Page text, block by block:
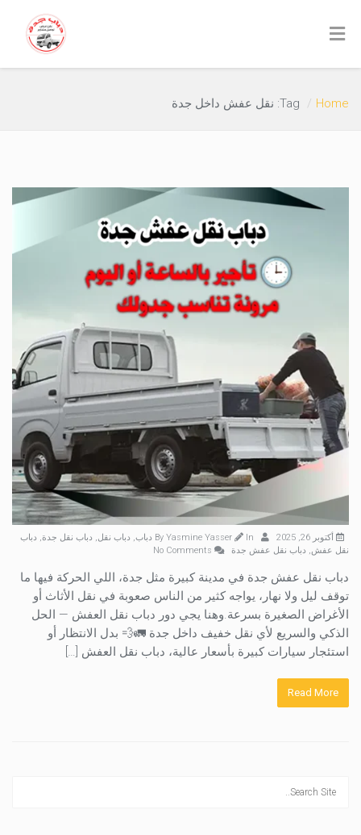
Home Tag: نقل عفش داخل جدة
أكتوبر 26, 2025 Yasmine Yasser In دباب, دباب نقل, دباب نقل جدة, دباب
نقل عفش, دباب نقل عفش جدة
دباب نقل عفش جدة في مدينة كبيرة مثل جدة، اللي الحركة فيها ما
توقف ليل ولا نهار، يواجه كثير من الناس صعوبة في نقل الأثاث أو
الأغراض الصغيرة بسرعة.وهنا يجي دور دباب نقل العفش — الحل
الذكي والسريع لأي نقل خفيف داخل جدة 🚛💨 بدل الانتظار أو
استئجار سيارات كبيرة بأسعار عالية، دباب نقل العفش […]
Read More